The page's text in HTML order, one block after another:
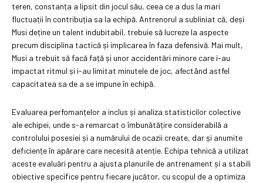
teren, constanța a lipsit din jocul său, ceea ce a dus la mari
fluctuații în contribuția sa la echipă. Antrenorul a subliniat că, deși
Musi deține un talent indubitabil, trebuie să lucreze la aspecte
precum disciplina tactică și implicarea în faza defensivă. Mai mult,
Musi a trebuit să facă față și unor accidentări minore care i-au
impactat ritmul și i-au limitat minutele de joc, afectând astfel
capacitatea sa de a se impune în echipă.
Evaluarea perfomanțelor a inclus și analiza statisticilor colective
ale echipei, unde s-a remarcat o îmbunătățire considerabilă a
controlului posesiei și a numărului de ocazii create, dar și anumite
deficiențe în apărare care necesită atenție. Echipa tehnică a utilizat
aceste evaluări pentru a ajusta planurile de antrenament și a stabili
obiective specifice pentru fiecare jucător, cu scopul de a optimiza